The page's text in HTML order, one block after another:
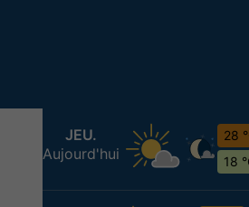
JEU.
Aujourd'hui
28
18